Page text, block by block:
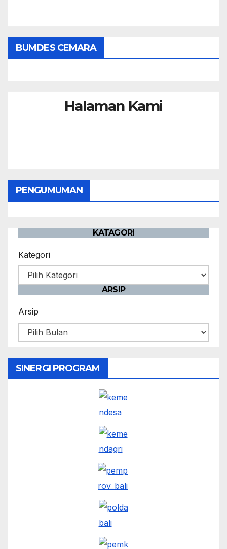
BUMDES CEMARA
Halaman Kami
PENGUMUMAN
KATAGORI
Kategori
ARSIP
Arsip
SINERGI PROGRAM